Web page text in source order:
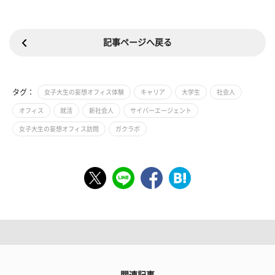
記事ページへ戻る
タグ： 女子大生の妄想オフィス体験 キャリア 大学生 社会人
オフィス 就活 新社会人 サイバーエージェント
女子大生の妄想オフィス訪問 ガクラボ